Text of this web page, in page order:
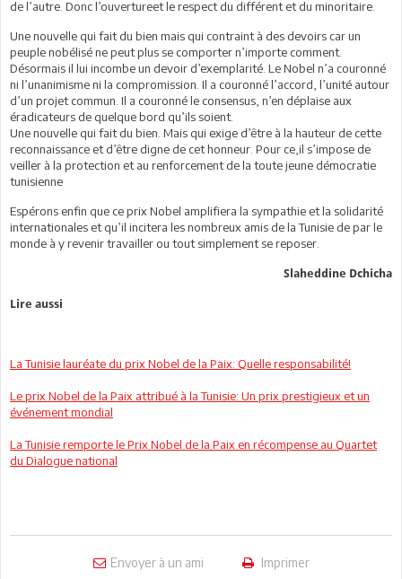
de l’autre. Donc l’ouvertureet le respect du différent et du minoritaire.
Une nouvelle qui fait du bien mais qui contraint à des devoirs car un
peuple nobélisé ne peut plus se comporter n’importe comment.
Désormais il lui incombe un devoir d’exemplarité. Le Nobel n’a couronné
ni l’unanimisme ni la compromission. Il a couronné l’accord, l’unité autour
d’un projet commun. Il a couronné le consensus, n’en déplaise aux
éradicateurs de quelque bord qu’ils soient.
Une nouvelle qui fait du bien. Mais qui exige d’être à la hauteur de cette
reconnaissance et d’être digne de cet honneur. Pour ce,il s’impose de
veiller à la protection et au renforcement de la toute jeune démocratie
tunisienne
Espérons enfin que ce prix Nobel amplifiera la sympathie et la solidarité
internationales et qu’il incitera les nombreux amis de la Tunisie de par le
monde à y revenir travailler ou tout simplement se reposer.
Slaheddine Dchicha
Lire aussi
La Tunisie lauréate du prix Nobel de la Paix: Quelle responsabilité!
Le prix Nobel de la Paix attribué à la Tunisie: Un prix prestigieux et un
événement mondial
La Tunisie remporte le Prix Nobel de la Paix en récompense au Quartet
du Dialogue national
Envoyer à un ami Imprimer